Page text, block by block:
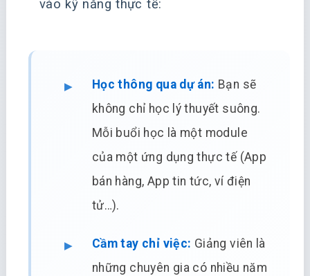
vào kỹ năng thực tế:
Học thông qua dự án: Bạn sẽ
không chỉ học lý thuyết suông.
Mỗi buổi học là một module
của một ứng dụng thực tế (App
bán hàng, App tin tức, ví điện
tử…).
Cầm tay chỉ việc: Giảng viên là
những chuyên gia có nhiều năm